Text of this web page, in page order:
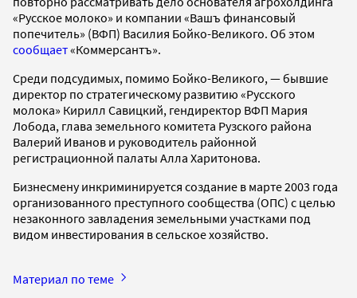
«Русское молоко» и компании «Вашъ финансовый
попечитель» (ВФП) Василия Бойко-Великого. Об этом
сообщает«Коммерсантъ».
Среди подсудимых, помимо Бойко-Великого, — бывшие
директор по стратегическому развитию «Русского
молока» Кирилл Савицкий, гендиректор ВФП Мария
Лобода, глава земельного комитета Рузского района
Валерий Иванов и руководитель районной
регистрационной палаты Алла Харитонова.
Бизнесмену инкриминируется создание в марте 2003 года
организованного преступного сообщества (ОПС) с целью
незаконного завладения земельными участками под
видом инвестирования в сельское хозяйство.
Материал по теме